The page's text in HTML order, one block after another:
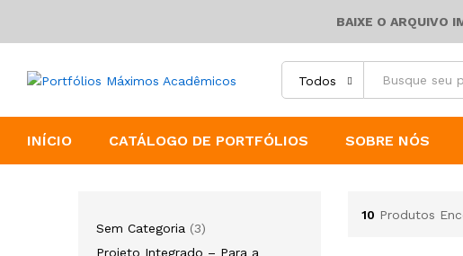
BAIXE O ARQUIVO
Todos
INÍCIO CATÁLOGO DE PORTFÓLIOS SOBRE NÓS
10 Produtos
Sem Categoria
3
Projeto Integrado – Para a